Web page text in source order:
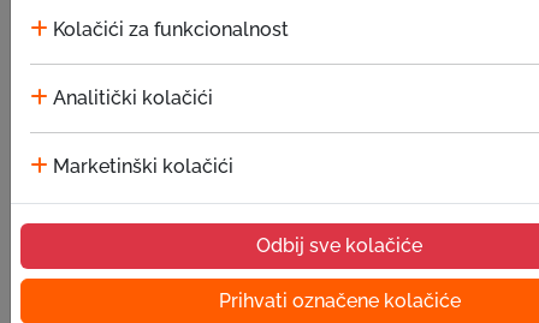
Kolačići za funkcionalnost
Analitički kolačići
Marketinški kolačići
Odbij sve kolačiće
Prihvati označene kolačiće